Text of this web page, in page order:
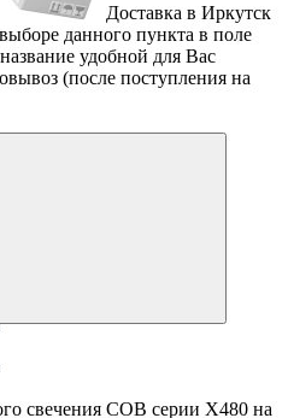
Доставка в Иркутск
данного пункта в поле
удобной для Вас
(после поступления на
свечения COB серии X480 на